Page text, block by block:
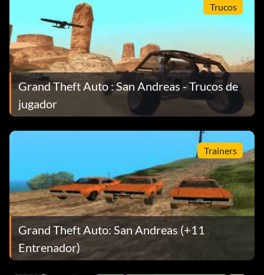
Trucos
Grand Theft Auto : San Andreas - Trucos de
jugador
Trainers
Grand Theft Auto: San Andreas (+11
Entrenador)